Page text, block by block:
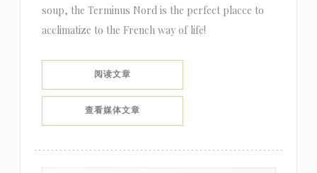
soup, the Terminus Nord is the perfect placce to
acclimatize to the French way of life!
阅读文章((在新窗口中打开))
查看媒体文章((在新窗口中打开))